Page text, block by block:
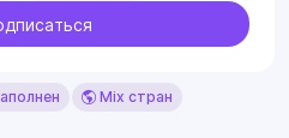
Mix стран